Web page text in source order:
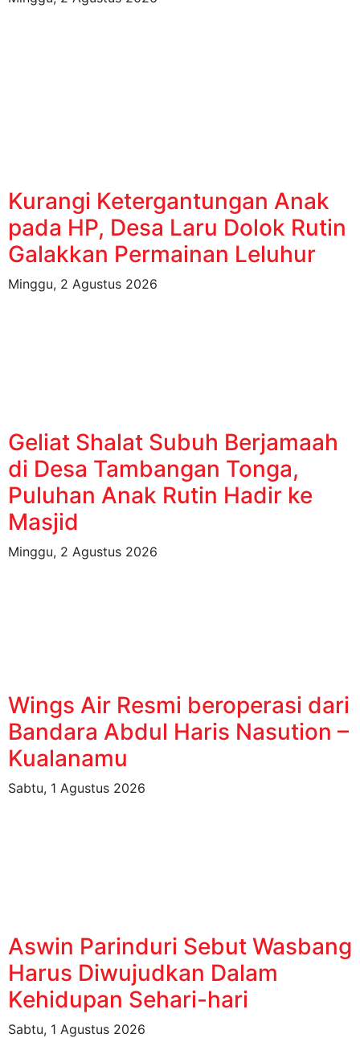
Kurangi Ketergantungan Anak
pada HP, Desa Laru Dolok Rutin
Galakkan Permainan Leluhur
Minggu, 2 Agustus 2026
Geliat Shalat Subuh Berjamaah
di Desa Tambangan Tonga,
Puluhan Anak Rutin Hadir ke
Masjid
Minggu, 2 Agustus 2026
Wings Air Resmi beroperasi dari
Bandara Abdul Haris Nasution –
Kualanamu
Sabtu, 1 Agustus 2026
Aswin Parinduri Sebut Wasbang
Harus Diwujudkan Dalam
Kehidupan Sehari-hari
Sabtu, 1 Agustus 2026